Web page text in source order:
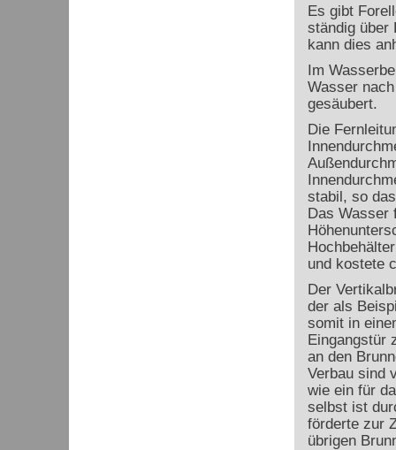
Es gibt
ständig über
kann dies
Im
Wasser
gesäubert.
Die
stabil, so
Das Wasser
und kostete
Der
der als
somit in
Eingangstür
an den
Verbau sind
wie ein für
selbst ist
förderte zur
übrigen